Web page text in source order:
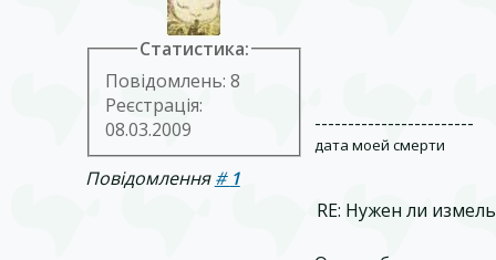
Статистика:
Повідомлень: 8
Реєстрація:
08.03.2009
------------------------
дата моей смерти
Повідомлення# 1
RE: Нужен ли